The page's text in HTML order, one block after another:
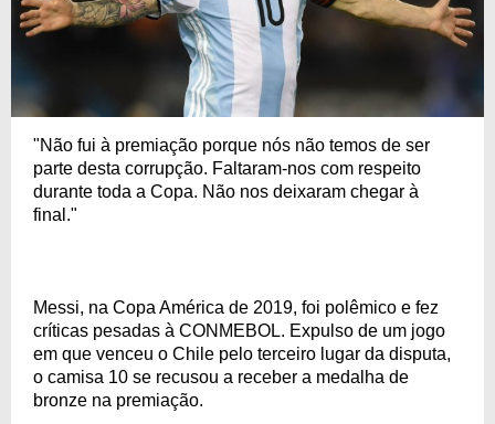
"Não fui à premiação porque nós não temos de ser
parte desta corrupção. Faltaram-nos com respeito
durante toda a Copa. Não nos deixaram chegar à
final."
Messi, na Copa América de 2019, foi polêmico e fez
críticas pesadas à CONMEBOL. Expulso de um jogo
em que venceu o Chile pelo terceiro lugar da disputa,
o camisa 10 se recusou a receber a medalha de
bronze na premiação.